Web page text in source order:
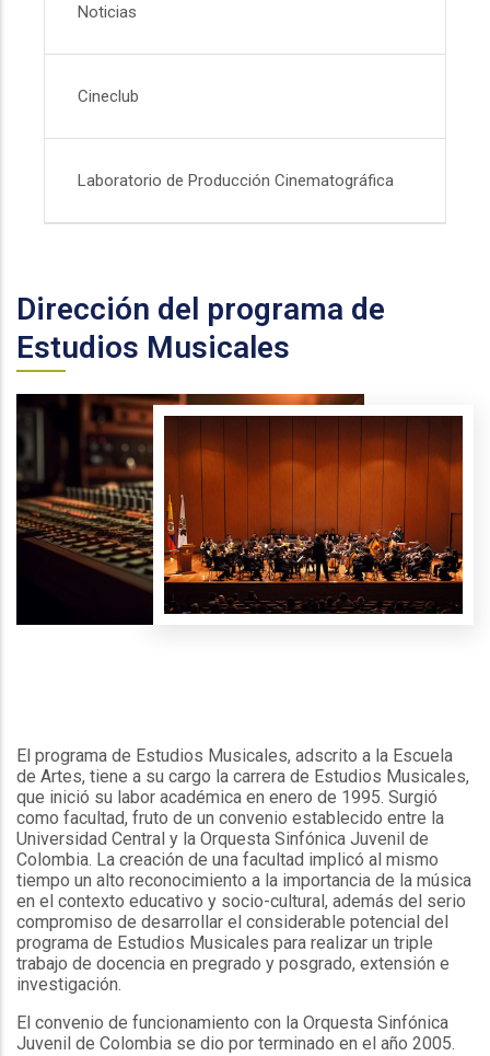
Noticias
Cineclub
Laboratorio de Producción Cinematográfica
Dirección del programa de
Estudios Musicales
El programa de Estudios Musicales, adscrito a la Escuela
de Artes, tiene a su cargo la carrera de Estudios Musicales,
que inició su labor académica en enero de 1995. Surgió
como facultad, fruto de un convenio establecido entre la
Universidad Central y la Orquesta Sinfónica Juvenil de
Colombia. La creación de una facultad implicó al mismo
tiempo un alto reconocimiento a la importancia de la música
en el contexto educativo y socio-cultural, además del serio
compromiso de desarrollar el considerable potencial del
programa de Estudios Musicales para realizar un triple
trabajo de docencia en pregrado y posgrado, extensión e
investigación.
El convenio de funcionamiento con la Orquesta Sinfónica
Juvenil de Colombia se dio por terminado en el año 2005.